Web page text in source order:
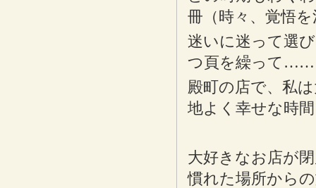
冊（時々、覚悟
迷いに迷って選
つ頁を繰って……
殿町の店で、私
地よく幸せな時
大好きなお店が
慣れた場所から